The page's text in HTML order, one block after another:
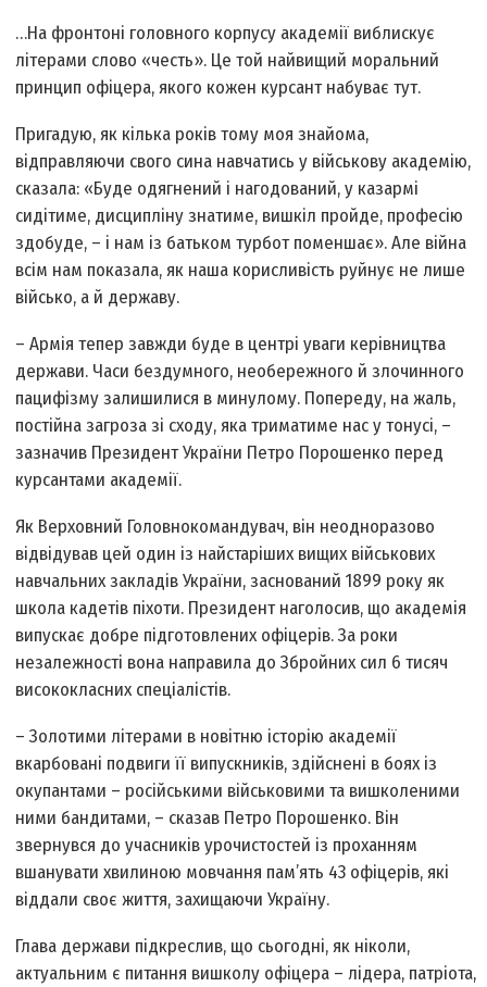
…На фронтоні головного корпусу академії виблискує
літерами слово «честь». Це той найвищий моральний
принцип офіцера, якого кожен курсант набуває тут.
Пригадую, як кілька років тому моя знайома,
відправляючи свого сина навчатись у військову академію,
сказала: «Буде одягнений і нагодований, у казармі
сидітиме, дисципліну знатиме, вишкіл пройде, професію
здобуде, – і нам із батьком турбот поменшає». Але війна
всім нам показала, як наша корисливість руйнує не лише
військо, а й державу.
– Армія тепер завжди буде в центрі уваги керівництва
держави. Часи бездумного, необережного й злочинного
пацифізму залишилися в минулому. Попереду, на жаль,
постійна загроза зі сходу, яка триматиме нас у тонусі, –
зазначив Президент України Петро Порошенко перед
курсантами академії.
Як Верховний Головнокомандувач, він неодноразово
відві­дував цей один із найстаріших вищих військових
навчальних закладів України, заснований 1899 року як
школа кадетів піхоти. Президент наголосив, що академія
випускає добре підготовлених офіцерів. За роки
незалежності вона направила до Збройних сил 6 тисяч
висококласних спеціалістів.
– Золотими літерами в новітню історію академії
вкарбовані подвиги її випускників, здійснені в боях із
окупантами – російськими військовими та вишколеними
ними бандитами, – сказав Петро Порошенко. Він
звернувся до учасників урочистостей із проханням
вшанувати хвилиною мовчання пам’ять 43 офіцерів, які
віддали своє життя, захищаючи Україну.
Глава держави підкреслив, що сьогодні, як ніколи,
актуальним є питання вишколу офіцера – лідера, патріота,